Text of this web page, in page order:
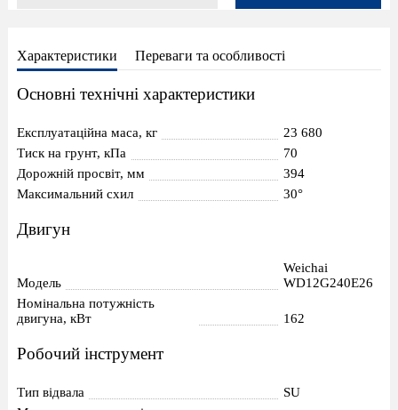
Характеристики Переваги та особливості
Основні технічні характеристики
Експлуатаційна маса, кг
23 680
Тиск на грунт, кПа
70
Дорожній просвіт, мм
394
Максимальний схил
30°
Двигун
Модель
Weichai
WD12G240E26
Номінальна потужність
двигуна, кВт
162
Робочий інструмент
Тип відвала
SU